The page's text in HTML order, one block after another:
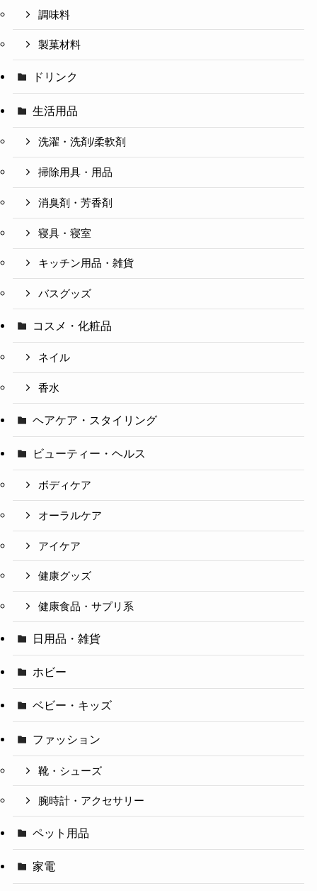
調味料
製菓材料
ドリンク
生活用品
洗濯・洗剤/柔軟剤
掃除用具・用品
消臭剤・芳香剤
寝具・寝室
キッチン用品・雑貨
バスグッズ
コスメ・化粧品
ネイル
香水
ヘアケア・スタイリング
ビューティー・ヘルス
ボディケア
オーラルケア
アイケア
健康グッズ
健康食品・サプリ系
日用品・雑貨
ホビー
ベビー・キッズ
ファッション
靴・シューズ
腕時計・アクセサリー
ペット用品
家電